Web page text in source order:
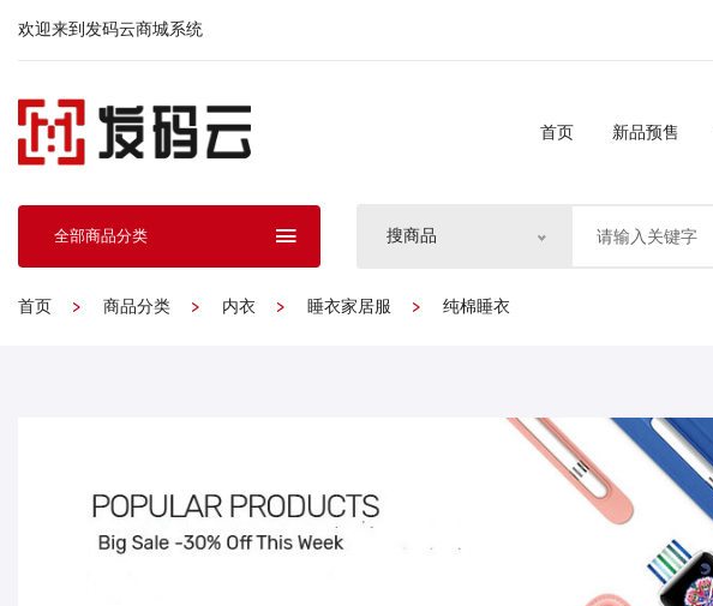
欢迎来到发码云商城系统
首页 新品预售
全部商品分类 搜商品
首页 商品分类 内衣 睡衣家居服 纯棉睡衣